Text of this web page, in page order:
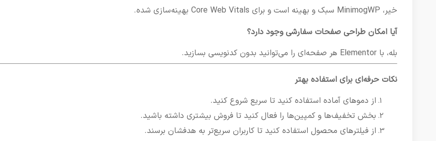
خیر، MinimogWP سبک و بهینه است و برای Core Web Vitals بهینه‌سازی شده.
آیا امکان طراحی صفحات سفارشی وجود دارد؟
بله، با Elementor هر صفحه‌ای را می‌توانید بدون کدنویسی بسازید.
نکات حرفه‌ای برای استفاده بهتر
از دموهای آماده استفاده کنید تا سریع شروع کنید.
بخش تخفیف‌ها و کمپین‌ها را فعال کنید تا فروش بیشتری داشته باشید.
از فیلترهای محصول استفاده کنید تا کاربران سریع‌تر به هدفشان برسند.